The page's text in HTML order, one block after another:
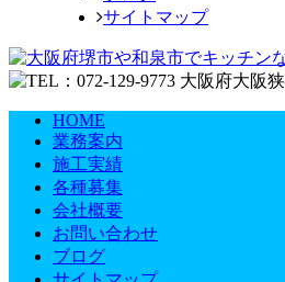
サイトマップ
HOME
業務案内
施工実績
各種募集
会社概要
お問い合わせ
ブログ